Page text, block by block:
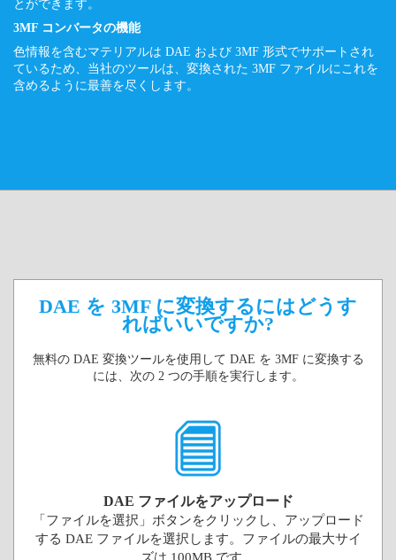
とができます。
3MF コンバータの機能
色情報を含むマテリアルは DAE および 3MF 形式でサポートされ
ているため、当社のツールは、変換された 3MF ファイルにこれを
含めるように最善を尽くします。
DAE を 3MF に変換するにはどうす
ればいいですか?
無料の DAE 変換ツールを使用して DAE を 3MF に変換する
には、次の 2 つの手順を実行します。
DAE ファイルをアップロード
「ファイルを選択」ボタンをクリックし、アップロード
する DAE ファイルを選択します。ファイルの最大サイ